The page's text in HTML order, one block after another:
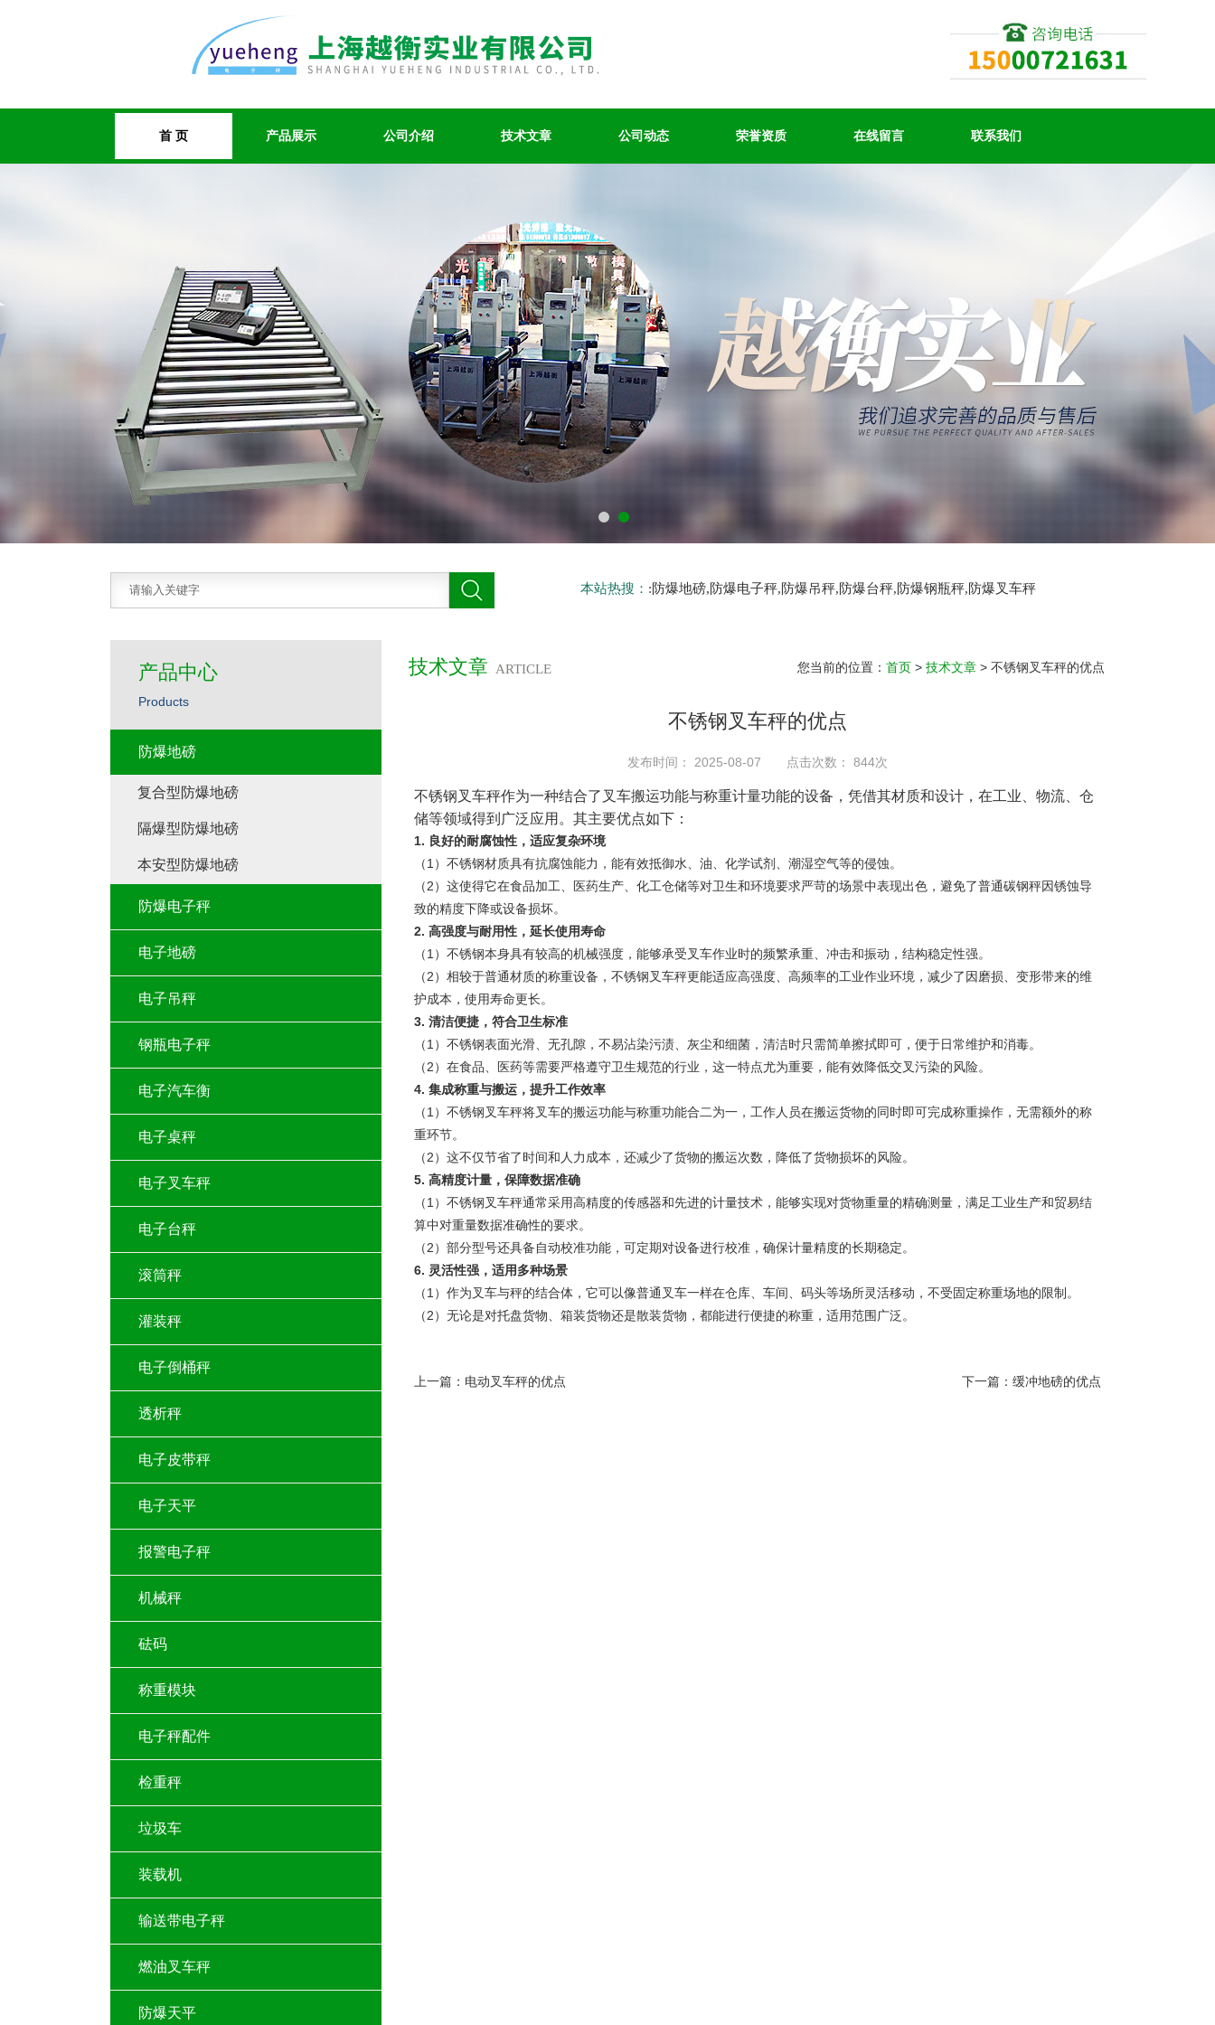
首 页 产品展示 公司介绍 技术文章 公司动态 荣誉资质 在线留言 联系我们
本站热搜： :防爆地磅,防爆电子秤,防爆吊秤,防爆台秤,防爆钢瓶秤,防爆叉车秤
技术文章 ARTICLE 您当前的位置： 首页 > 技术文章 > 不锈钢叉车秤的优点
不锈钢叉车秤的优点
发布时间： 2025-08-07 点击次数： 844次
不锈钢叉车秤作为一种结合了叉车搬运功能与称重计量功能的设备，凭借其材质和设计，在工业、物流、仓
储等领域得到广泛应用。其主要优点如下：
1. 良好的耐腐蚀性，适应复杂环境
（1）不锈钢材质具有抗腐蚀能力，能有效抵御水、油、化学试剂、潮湿空气等的侵蚀。
（2）这使得它在食品加工、医药生产、化工仓储等对卫生和环境要求严苛的场景中表现出色，避免了普通碳钢秤因锈蚀导
致的精度下降或设备损坏。
2. 高强度与耐用性，延长使用寿命
（1）不锈钢本身具有较高的机械强度，能够承受叉车作业时的频繁承重、冲击和振动，结构稳定性强。
（2）相较于普通材质的称重设备，不锈钢叉车秤更能适应高强度、高频率的工业作业环境，减少了因磨损、变形带来的维
护成本，使用寿命更长。
3. 清洁便捷，符合卫生标准
（1）不锈钢表面光滑、无孔隙，不易沾染污渍、灰尘和细菌，清洁时只需简单擦拭即可，便于日常维护和消毒。
（2）在食品、医药等需要严格遵守卫生规范的行业，这一特点尤为重要，能有效降低交叉污染的风险。
4. 集成称重与搬运，提升工作效率
（1）不锈钢叉车秤将叉车的搬运功能与称重功能合二为一，工作人员在搬运货物的同时即可完成称重操作，无需额外的称
重环节。
（2）这不仅节省了时间和人力成本，还减少了货物的搬运次数，降低了货物损坏的风险。
5. 高精度计量，保障数据准确
（1）不锈钢叉车秤通常采用高精度的传感器和先进的计量技术，能够实现对货物重量的精确测量，满足工业生产和贸易结
算中对重量数据准确性的要求。
（2）部分型号还具备自动校准功能，可定期对设备进行校准，确保计量精度的长期稳定。
6. 灵活性强，适用多种场景
（1）作为叉车与秤的结合体，它可以像普通叉车一样在仓库、车间、码头等场所灵活移动，不受固定称重场地的限制。
（2）无论是对托盘货物、箱装货物还是散装货物，都能进行便捷的称重，适用范围广泛。
下一篇： 缓冲地磅的优点
上一篇： 电动叉车秤的优点
产品中心
Products
防爆地磅
复合型防爆地磅
隔爆型防爆地磅
本安型防爆地磅
防爆电子秤
电子地磅
电子吊秤
钢瓶电子秤
电子汽车衡
电子桌秤
电子叉车秤
电子台秤
滚筒秤
灌装秤
电子倒桶秤
透析秤
电子皮带秤
电子天平
报警电子秤
机械秤
砝码
称重模块
电子秤配件
检重秤
垃圾车
装载机
输送带电子秤
燃油叉车秤
防爆天平